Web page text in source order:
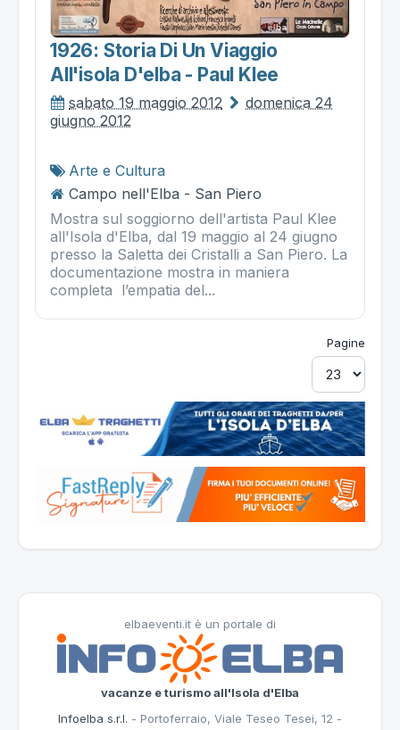
1926: Storia Di Un Viaggio
All'isola D'elba - Paul Klee
sabato 19 maggio 2012
domenica 24
giugno 2012
Arte e Cultura
Campo nell'Elba - San Piero
Mostra sul soggiorno dell'artista Paul Klee
all'Isola d'Elba, dal 19 maggio al 24 giugno
presso la Saletta dei Cristalli a San Piero. La
documentazione mostra in maniera
completa l’empatia del...
Pagine
elbaeventi.it è un portale di
vacanze e turismo all'Isola d'Elba
Infoelba s.r.l. - Portoferraio, Viale Teseo Tesei, 12 -